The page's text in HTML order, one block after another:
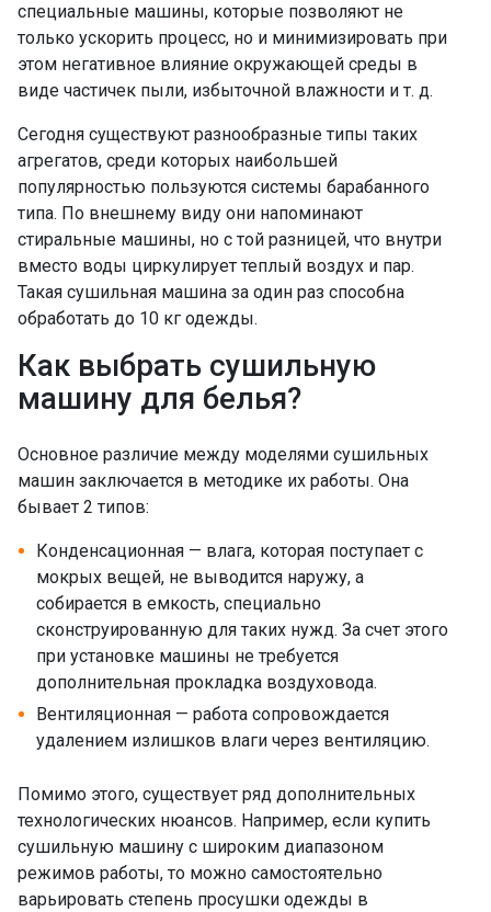
специальные машины, которые позволяют не
только ускорить процесс, но и минимизировать при
этом негативное влияние окружающей среды в
виде частичек пыли, избыточной влажности и т. д.
Сегодня существуют разнообразные типы таких
агрегатов, среди которых наибольшей
популярностью пользуются системы барабанного
типа. По внешнему виду они напоминают
стиральные машины, но с той разницей, что внутри
вместо воды циркулирует теплый воздух и пар.
Такая сушильная машина за один раз способна
обработать до 10 кг одежды.
Как выбрать сушильную
машину для белья?
Основное различие между моделями сушильных
машин заключается в методике их работы. Она
бывает 2 типов:
Конденсационная — влага, которая поступает с
мокрых вещей, не выводится наружу, а
собирается в емкость, специально
сконструированную для таких нужд. За счет этого
при установке машины не требуется
дополнительная прокладка воздуховода.
Вентиляционная — работа сопровождается
удалением излишков влаги через вентиляцию.
Помимо этого, существует ряд дополнительных
технологических нюансов. Например, если купить
сушильную машину с широким диапазоном
режимов работы, то можно самостоятельно
варьировать степень просушки одежды в